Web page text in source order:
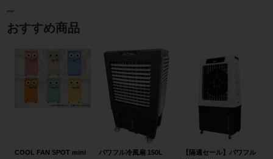
おすすめ商品
COOL FAN SPOT mini
パワフル冷風扇 150L
【隔週セール】パワフル